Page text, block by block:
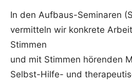
In den Aufbaus-Seminaren
vermitteln wir konkrete
Stimmen
und mit Stimmen hörenden
Selbst-Hilfe- und